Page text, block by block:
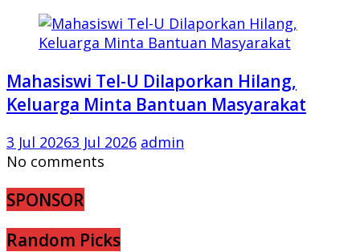
Mahasiswi Tel-U Dilaporkan Hilang,
Keluarga Minta Bantuan Masyarakat
3 Jul 20263 Jul 2026 admin
No comments
SPONSOR
Random Picks